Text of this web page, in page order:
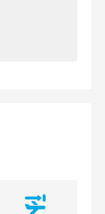
Vzdialenosť